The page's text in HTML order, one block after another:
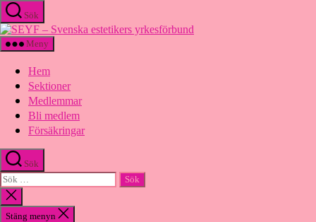
Hoppa
till
innehåll
Sök
Meny
Hem
Sektioner
Medlemmar
Bli medlem
Försäkringar
Sök
Sök
efter:
Stäng
sökningen
Stäng menyn